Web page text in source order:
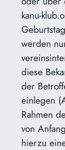
kanu-
werden
diese
der
einlegen
Rahmen
von
hierzu